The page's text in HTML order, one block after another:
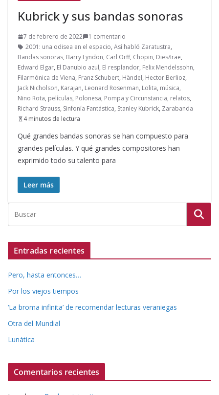
Kubrick y sus bandas sonoras
7 de febrero de 2022
1 comentario
2001: una odisea en el espacio, Así habló Zaratustra,
Bandas sonoras, Barry Lyndon, Carl Orff, Chopin, Dies/Irae,
Edward Elgar, El Danubio azul, El resplandor, Felix Mendelssohn,
Filarmónica de Viena, Franz Schubert, Händel, Hector Berlioz,
Jack Nicholson, Karajan, Leonard Rosenman, Lolita, música,
Nino Rota, películas, Polonesa, Pompa y Circunstancia, relatos,
Richard Strauss, Sinfonía Fantástica, Stanley Kubrick, Zarabanda
4 minutos de lectura
Qué grandes bandas sonoras se han compuesto para
grandes películas. Y qué grandes compositores han
exprimido todo su talento para
Leer más
Entradas recientes
Pero, hasta entonces…
Por los viejos tiempos
‘La broma infinita’ de recomendar lecturas veraniegas
Otra del Mundial
Lunática
Comentarios recientes